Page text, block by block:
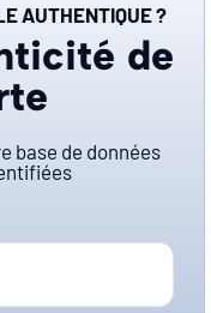
AUTHENTIQUE ?
de
base de données